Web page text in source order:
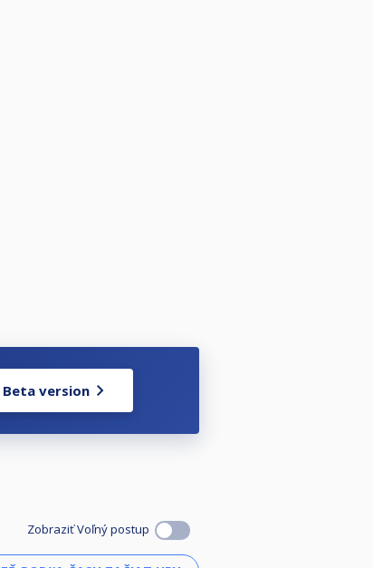
version
Zobraziť Voľný postup